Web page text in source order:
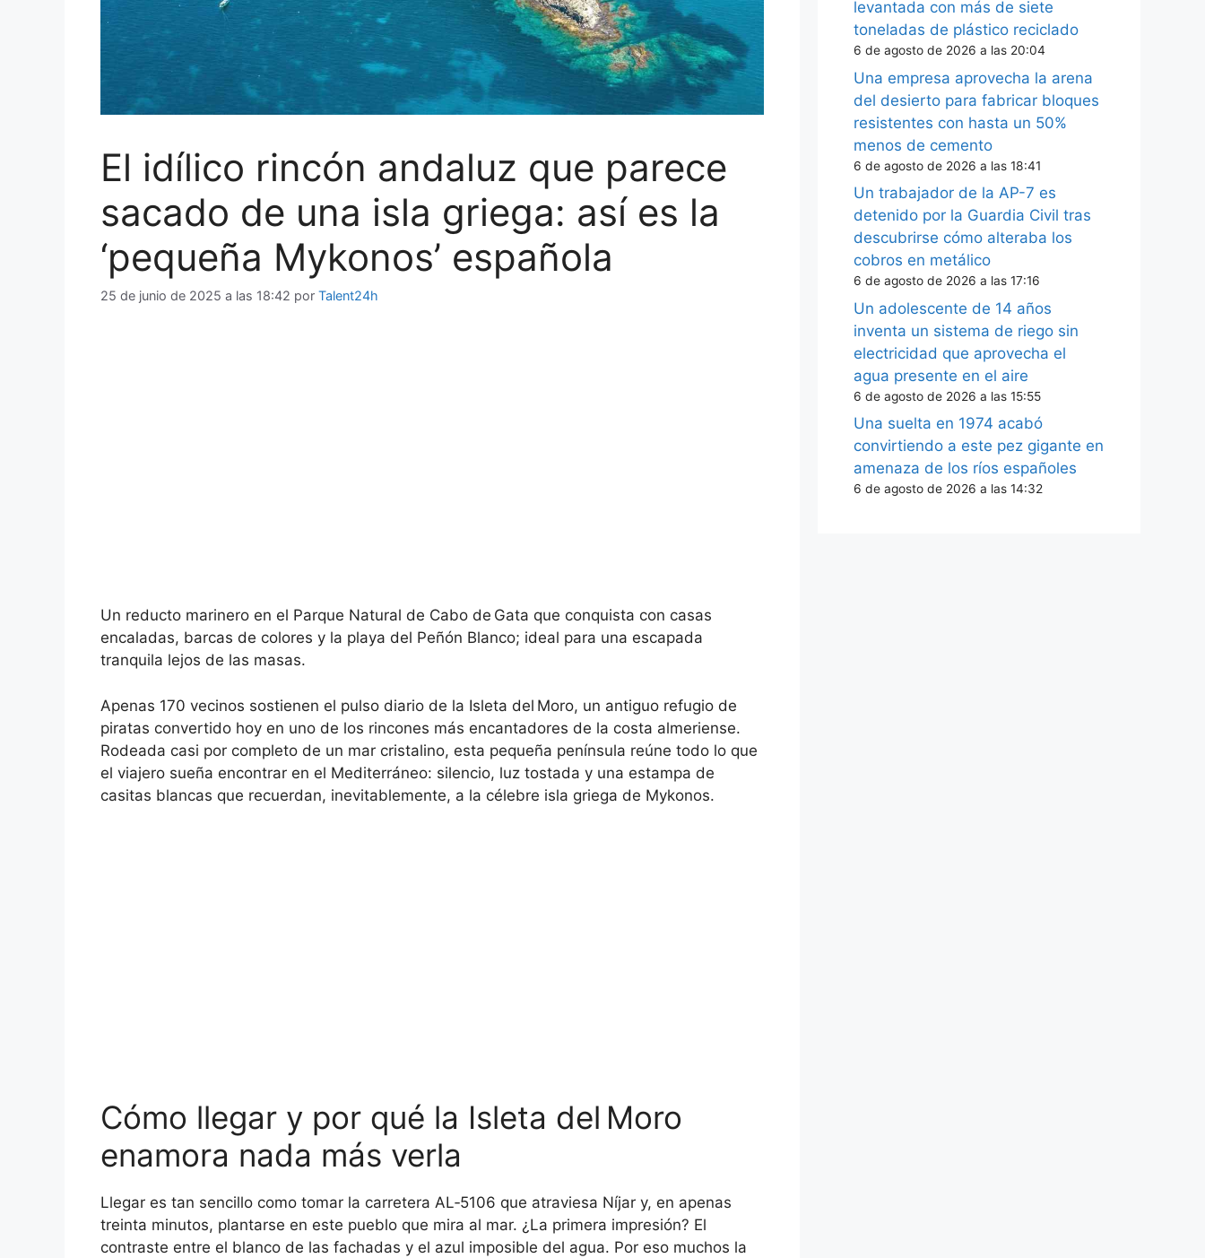
El idílico rincón andaluz que parece
sacado de una isla griega: así es la
‘pequeña Mykonos’ española
25 de junio de 2025 a las 18:42 por Talent24h
Un reducto marinero en el Parque Natural de Cabo de Gata que conquista con casas
encaladas, barcas de colores y la playa del Peñón Blanco; ideal para una escapada
tranquila lejos de las masas.
Apenas 170 vecinos sostienen el pulso diario de la Isleta del Moro, un antiguo refugio de
piratas convertido hoy en uno de los rincones más encantadores de la costa almeriense.
Rodeada casi por completo de un mar cristalino, esta pequeña península reúne todo lo que
el viajero sueña encontrar en el Mediterráneo: silencio, luz tostada y una estampa de
casitas blancas que recuerdan, inevitablemente, a la célebre isla griega de Mykonos.
Cómo llegar y por qué la Isleta del Moro
enamora nada más verla
Llegar es tan sencillo como tomar la carretera AL‑5106 que atraviesa Níjar y, en apenas
treinta minutos, plantarse en este pueblo que mira al mar. ¿La primera impresión? El
contraste entre el blanco de las fachadas y el azul imposible del agua. Por eso muchos la
levantada con más de siete
toneladas de plástico reciclado
6 de agosto de 2026 a las 20:04
Una empresa aprovecha la arena
del desierto para fabricar bloques
resistentes con hasta un 50%
menos de cemento
6 de agosto de 2026 a las 18:41
Un trabajador de la AP-7 es
detenido por la Guardia Civil tras
descubrirse cómo alteraba los
cobros en metálico
6 de agosto de 2026 a las 17:16
Un adolescente de 14 años
inventa un sistema de riego sin
electricidad que aprovecha el
agua presente en el aire
6 de agosto de 2026 a las 15:55
Una suelta en 1974 acabó
convirtiendo a este pez gigante en
amenaza de los ríos españoles
6 de agosto de 2026 a las 14:32